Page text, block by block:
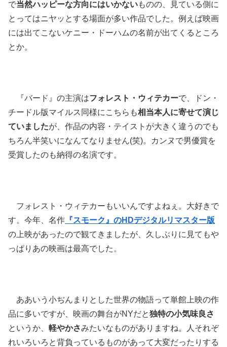
で当然ハッピーな方向にはいかないものの、見ている側に
とってはニヤッとする場面が多い作品でした。例えば映画
には出てこないケニー・ドーハムの名前が出てくるところ
とか。
『バード』の主演はフォレスト・ウィテカーで、ドン・
チードル版マイルス同様にこちらも相当本人に寄せて演じ
ていましたが、作品の内容・テイストが大きく違うのでも
ちろん半笑いになんてなりません(笑)。カンヌで男優賞を
受賞したのも納得の名演です。
フォレスト・ウィテカーもいいんですよねぇ。大好きで
す。今年、名作 『スモーク』のHDデジタルリマスター版
の上映があったので観てきましたが、久しぶりに見てもや
っぱりあの映画は最高でした。
ああいう小ぢんまりとした世界の物語って単館上映の作
品に多いですが、映画の舞台がNYだと独特の小気味良さ
というか、 軽やかさみたいなものがありますね。人それぞ
れいろいろと背負っているものがあって大変だったりする